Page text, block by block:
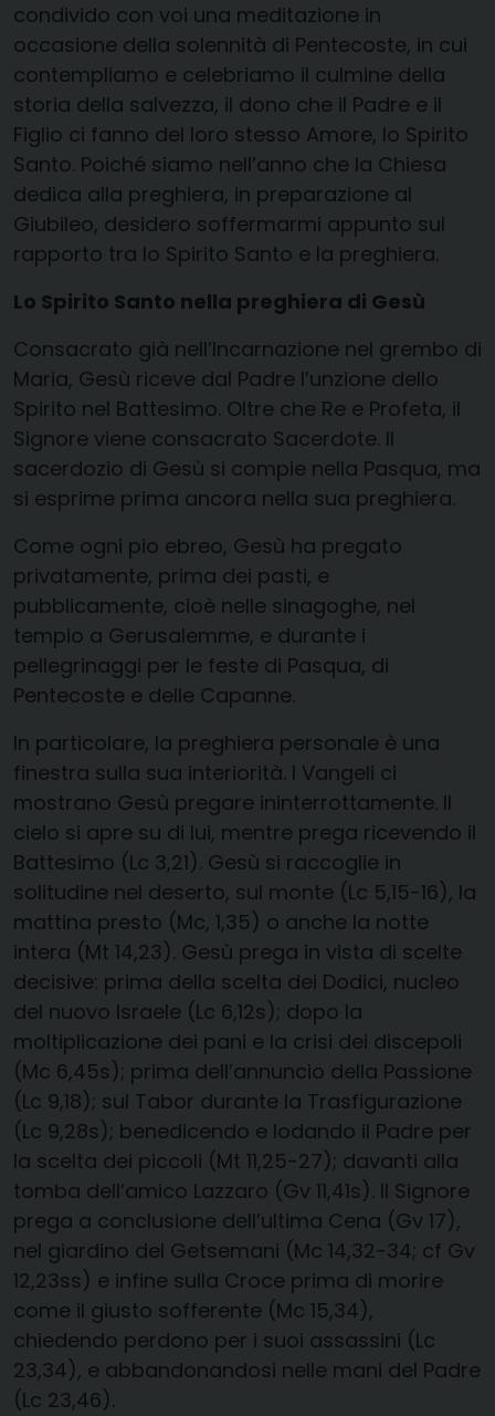
condivido con voi una meditazione in
occasione della solennità di Pentecoste, in cui
contempliamo e celebriamo il culmine della
storia della salvezza, il dono che il Padre e il
Figlio ci fanno del loro stesso Amore, lo Spirito
Santo. Poiché siamo nell’anno che la Chiesa
dedica alla preghiera, in preparazione al
Giubileo, desidero soffermarmi appunto sul
rapporto tra lo Spirito Santo e la preghiera.
Lo Spirito Santo nella preghiera di Gesù
Consacrato già nell’Incarnazione nel grembo di
Maria, Gesù riceve dal Padre l’unzione dello
Spirito nel Battesimo. Oltre che Re e Profeta, il
Signore viene consacrato Sacerdote. Il
sacerdozio di Gesù si compie nella Pasqua, ma
si esprime prima ancora nella sua preghiera.
Come ogni pio ebreo, Gesù ha pregato
privatamente, prima dei pasti, e
pubblicamente, cioè nelle sinagoghe, nel
tempio a Gerusalemme, e durante i
pellegrinaggi per le feste di Pasqua, di
Pentecoste e delle Capanne.
In particolare, la preghiera personale è una
finestra sulla sua interiorità. I Vangeli ci
mostrano Gesù pregare ininterrottamente. Il
cielo si apre su di lui, mentre prega ricevendo il
Battesimo (Lc 3,21). Gesù si raccoglie in
solitudine nel deserto, sul monte (Lc 5,15-16), la
mattina presto (Mc, 1,35) o anche la notte
intera (Mt 14,23). Gesù prega in vista di scelte
decisive: prima della scelta dei Dodici, nucleo
del nuovo Israele (Lc 6,12s); dopo la
moltiplicazione dei pani e la crisi dei discepoli
(Mc 6,45s); prima dell’annuncio della Passione
(Lc 9,18); sul Tabor durante la Trasfigurazione
(Lc 9,28s); benedicendo e lodando il Padre per
la scelta dei piccoli (Mt 11,25-27); davanti alla
tomba dell’amico Lazzaro (Gv 11,41s). Il Signore
prega a conclusione dell’ultima Cena (Gv 17),
nel giardino del Getsemani (Mc 14,32-34; cf Gv
12,23ss) e infine sulla Croce prima di morire
come il giusto sofferente (Mc 15,34),
chiedendo perdono per i suoi assassini (Lc
23,34), e abbandonandosi nelle mani del Padre
(Lc 23,46).